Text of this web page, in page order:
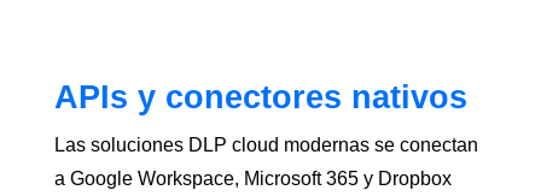
APIs y conectores nativos
Las soluciones DLP cloud modernas se conectan
a Google Workspace, Microsoft 365 y Dropbox